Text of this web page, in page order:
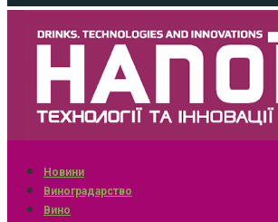
Новини
Виноградарство
Вино